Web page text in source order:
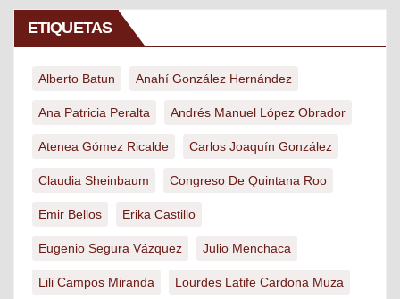
ETIQUETAS
Alberto Batun Anahí González Hernández
Ana Patricia Peralta Andrés Manuel López Obrador
Atenea Gómez Ricalde Carlos Joaquín González
Claudia Sheinbaum Congreso De Quintana Roo
Emir Bellos Erika Castillo
Eugenio Segura Vázquez Julio Menchaca
Lili Campos Miranda Lourdes Latife Cardona Muza